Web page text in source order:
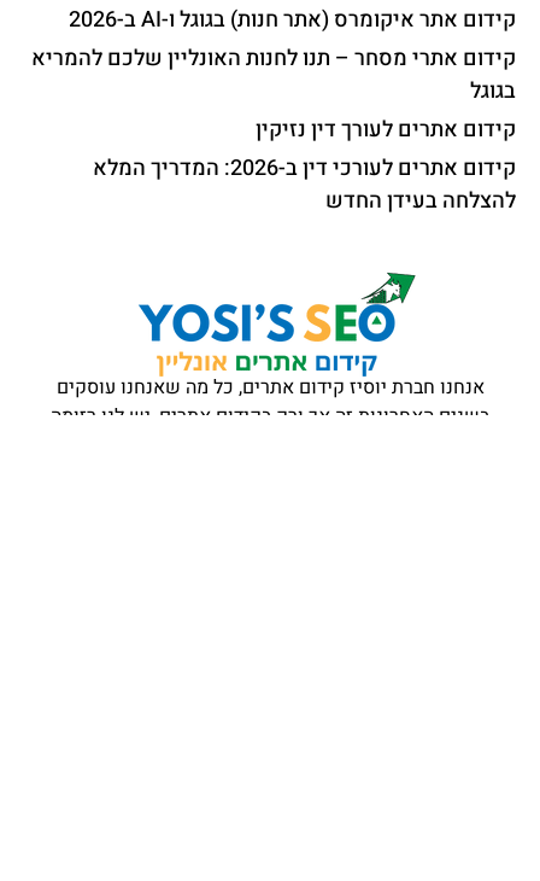
קידום אתר איקומרס (אתר חנות) בגוגל ו-AI ב-2026
קידום אתרי מסחר – תנו לחנות האונליין שלכם להמריא
בגוגל
קידום אתרים לעורך דין נזיקין
קידום אתרים לעורכי דין ב-2026: המדריך המלא
להצלחה בעידן החדש
אנחנו חברת יוסיז קידום אתרים, כל מה שאנחנו עוסקים
בשנים האחרונות זה אך ורק בקידום אתרים, יש לנו רזומה